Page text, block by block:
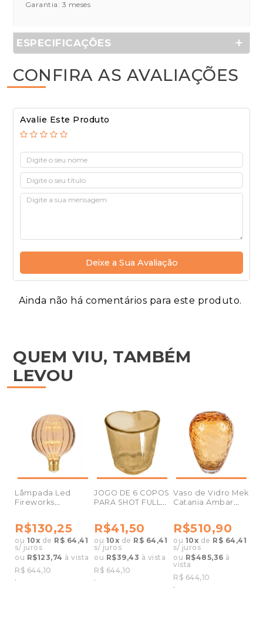
Garantia: 3 meses
ESPECIFICAÇÕES
CONFIRA AS AVALIAÇÕES
Avalie Este Produto
Deixe a Sua Avaliação
Ainda não há comentários para este produto.
QUEM VIU, TAMBÉM
LEVOU
Lâmpada Led
Fireworks
G125 Vintage
Ambar
R$130,25
ou 10x de R$ 64,41
s/ juros
ou R$123,74 à vista
R$ 644,10
.
JOGO DE 6 COPOS
PARA SHOT FULL
VIDRO 45ML A5CM
COR AMBAR
R$41,50
ou 10x de R$ 64,41
s/ juros
ou R$39,43 à vista
R$ 644,10
.
Vaso de Vidro Mek
Catania Ambar
R$510,90
ou 10x de R$ 64,41
s/ juros
ou R$485,36 à
vista
R$ 644,10
.